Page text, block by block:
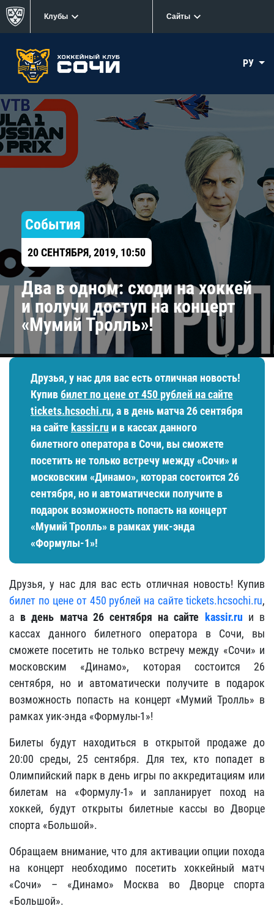
Клубы Сайты
РУ
События
20 СЕНТЯБРЯ, 2019, 10:50
Два в одном: сходи на хоккей
и получи доступ на концерт
«Мумий Тролль»!
Друзья, у нас для вас есть отличная новость!
Купивбилет по цене от 450 рублей на сайте
tickets.hcsochi.ru, а в день матча 26 сентября
на сайте kassir.ru и в кассах данного
билетного оператора в Сочи, вы сможете
посетить не только встречу между «Сочи» и
московским «Динамо», которая состоится 26
сентября, но и автоматически получите в
подарок возможность попасть на концерт
«Мумий Тролль» в рамках уик-энда
«Формулы-1»!
Друзья, у нас для вас есть отличная новость! Купив
билет по цене от 450 рублей на сайте tickets.hcsochi.ru,
а в день матча 26 сентября на сайте kassir.ru и в
кассах данного билетного оператора в Сочи, вы
сможете посетить не только встречу между «Сочи» и
московским «Динамо», которая состоится 26
сентября, но и автоматически получите в подарок
возможность попасть на концерт «Мумий Тролль» в
рамках уик-энда «Формулы-1»!
Билеты будут находиться в открытой продаже до
20:00 среды, 25 сентября. Для тех, кто попадет в
Олимпийский парк в день игры по аккредитациям или
билетам на «Формулу-1» и запланирует поход на
хоккей, будут открыты билетные кассы во Дворце
спорта «Большой».
Обращаем внимание, что для активации опции похода
на концерт необходимо посетить хоккейный матч
«Сочи» – «Динамо» Москва во Дворце спорта
«Большой».